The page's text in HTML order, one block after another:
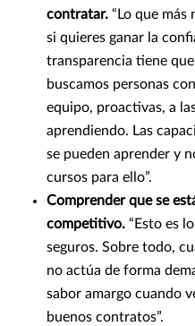
contratar. “Lo que más
si quieres ganar la
transparencia tiene
buscamos personas
equipo, proactivas, a
aprendiendo. Las
se pueden aprender y
cursos para ello”.
Comprender que se
competitivo. “Esto es
seguros. Sobre todo,
no actúa de forma
sabor amargo cuando
buenos contratos”.